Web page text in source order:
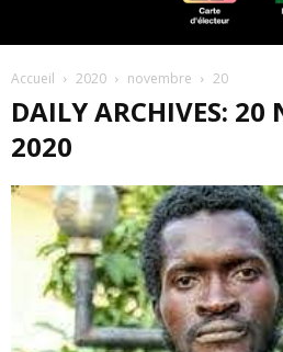
Accueil 2020 novembre 20
DAILY ARCHIVES: 20
2020